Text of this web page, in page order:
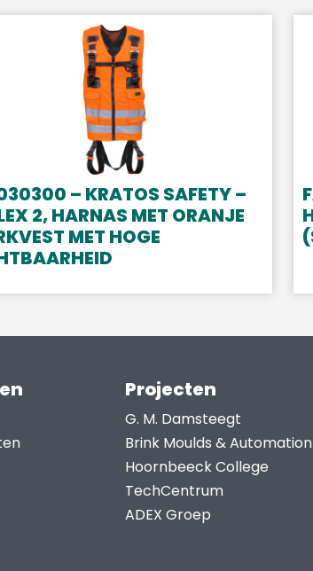
– KRATOS SAFETY –
2, HARNAS MET ORANJE
MET HOGE
Projecten
G. M. Damsteegt
Brink Moulds & Automation
Hoornbeeck College
TechCentrum
ADEX Groep